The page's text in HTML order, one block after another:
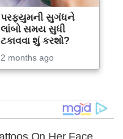
પરફ્યુમની સુગંધને
લાંબો સમય સુધી
ટકાવવા શું કરશો?
2 months ago